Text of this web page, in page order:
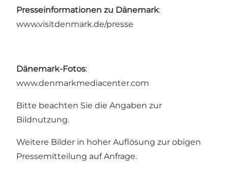
Presseinformationen zu Dänemark:
www.visitdenmark.de/presse
Dänemark-Fotos:
www.denmarkmediacenter.com
Bitte beachten Sie die Angaben zur
Bildnutzung.
Weitere Bilder in hoher Auflösung zur obigen
Pressemitteilung auf Anfrage.